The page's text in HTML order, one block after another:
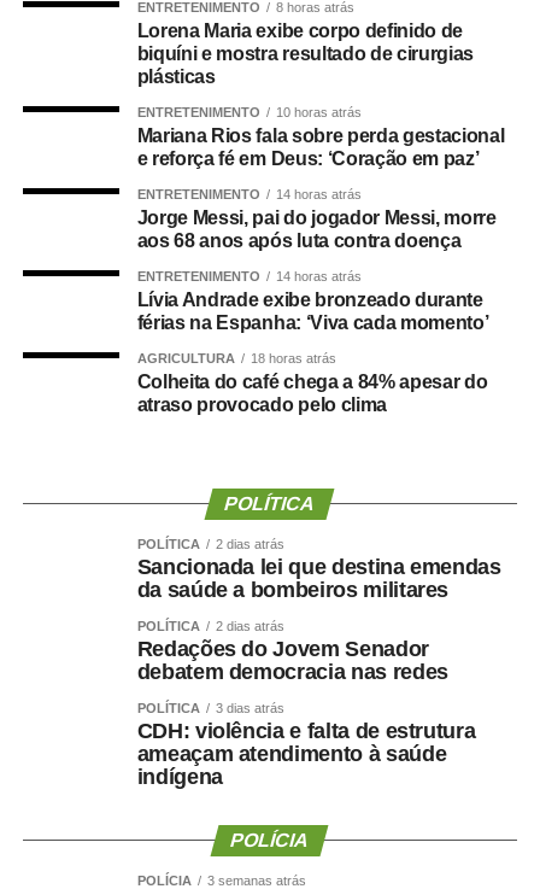
O concurso público foi realizado para provimento de
níveis médio e superior, contemplando funções como
técnico legislativo, analista legislativo, controlador interno
e contador.
Durante a visita, Rogério Vianna Rangel agradeceu a
confiança depositada no Instituto Selecon e destacou a
forma como o processo foi conduzido.
“Eu, em nome do Selecon, também agradeço ao
deputado porque, de fato, fizemos um concurso histórico,
graças à oportunidade que o Juca nos deu para
presidente da instituição.
Ao final do encontro, Juca reforçou a importância da
valorização do serviço público por meio de concursos
igualdade de oportunidades para todos os candidatos.
COMENTE ABAIXO:
WhatsApp
Facebook
Twitter
Messenger
LinkedIn
Share
ENTRETENIMENTO 8 horas atrás
Lorena Maria exibe corpo definido de
biquíni e mostra resultado de cirurgias
plásticas
ENTRETENIMENTO 10 horas atrás
Mariana Rios fala sobre perda gestacional
e reforça fé em Deus: ‘Coração em paz’
ENTRETENIMENTO 14 horas atrás
Jorge Messi, pai do jogador Messi, morre
aos 68 anos após luta contra doença
ENTRETENIMENTO 14 horas atrás
Lívia Andrade exibe bronzeado durante
férias na Espanha: ‘Viva cada momento’
AGRICULTURA 18 horas atrás
Colheita do café chega a 84% apesar do
atraso provocado pelo clima
POLÍTICA
POLÍTICA 2 dias atrás
Sancionada lei que destina emendas
da saúde a bombeiros militares
POLÍTICA 2 dias atrás
Redações do Jovem Senador
debatem democracia nas redes
POLÍTICA 3 dias atrás
CDH: violência e falta de estrutura
ameaçam atendimento à saúde
indígena
POLÍCIA
POLÍCIA 3 semanas atrás